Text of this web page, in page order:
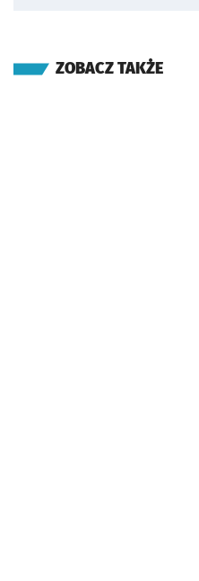
ZOBACZ TAKŻE